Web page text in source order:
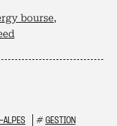
bourse,
ALPES # GESTION